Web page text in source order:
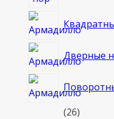
Дверные
2626